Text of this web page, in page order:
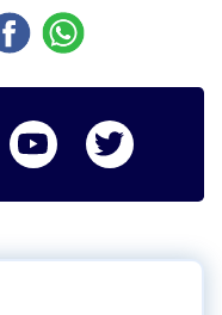
Instagram
Logo Youtube